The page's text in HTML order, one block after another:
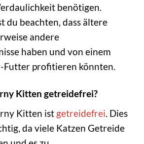
benötigen.
du beachten, dass ältere
andere
haben und von einem
Futter profitieren könnten.
Kitten getreidefrei?
Kitten ist getreidefrei. Dies
da viele Katzen Getreide